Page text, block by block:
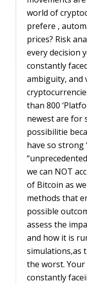
world of
prefere ,
prices? Risk
every decision
constantly
ambiguity,
than 800
newest are for
possibilitie
have so strong
we can NOT
of Bitcoin as
methods that
possible
assess the
and how it is
simulations,as
the worst.
constantly